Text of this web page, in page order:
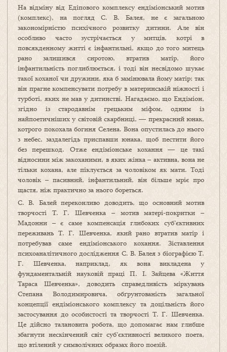
На відміну від Едіпового комплексу ендіміонський мотив
(комплекс), на погляд С. В. Балея, не є загальною
закономірністю психічного розвитку дитини. Але він
особливо часто зустрічається у митців, котрі в
повсякденному житті є інфантильні, якщо до того митець
рано залишився сиротою, втратив матір, його
інфантильність поглиблюється, і тоді він несвідомо шукає
такої коханої чи дружини, яка б замінювала йому матір; так
він прагне компенсувати потребу в материнській ніжності і
турботі, яких не мав у дитинстві. Нагадаємо, що Ендіміон,
згідно із стародавнім грецьким міфом, одним із
найпоетичніших у світовій скарбниці, — прекрасний юнак,
котрого покохала богиня Селена. Вона опустилась до нього
з небес, заздалегідь приспавши юнака, щоб пестити його
без перешкод. Отже ендіміонське кохання — це такі
відносини між закоханими, в яких жінка – активна, вона не
тільки кохана, але піклується за чоловіком як мати. Тоді
чоловік – пасивний, інфантильний, він більше мріє про
щастя, ніж практично за нього бореться.
С. В. Балей переконливо доводить, що основний мотив
творчості Т. Г. Шевченка – мотив матері-покритки –
Мадонни – є саме компенсація глибоких суб’єктивних
переживань Т. Г. Шевченка, який рано втратив матір і
потребував саме ендіміонського кохання. Зіставлення
психоаналітичного дослідження С. В. Балея з біографією Т.
Г. Шевченка, наприклад, як вона викладена у
фундаментальній науковій праці П. І. Зайцева «Життя
Тараса Шевченка», доводить справедливість міркувань
Степана Володимировича, обґрунтованість загальної
концепції ендіміонського комплексу та доцільність його
застосування до особистості та творчості Т. Г. Шевченка.
Це дійсно талановита робота, що допомагає нам глибше
збагнути нескінчений світ суб’єктивності великого поета,
що втілений у символічних образах його поезій.